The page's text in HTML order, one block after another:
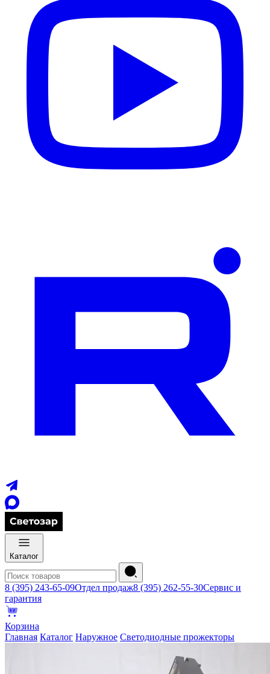
Каталог
8 (395) 243-65-09Отдел продаж8 (395) 262-55-30Сервис и
гарантия
Корзина
Главная Каталог Наружное Светодиодные прожекторы